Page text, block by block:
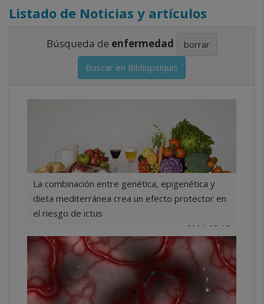
medicamentos y decidir, en cada caso concreto, el
adecuado a las necesidades del paciente.
Listado de Noticias y artículos
Búsqueda de enfermedad
borrar
Buscar en Bibliopsiquis
La combinación entre genética, epigenética y
dieta mediterránea crea un efecto protector en
el riesgo de ictus
2014-08-12